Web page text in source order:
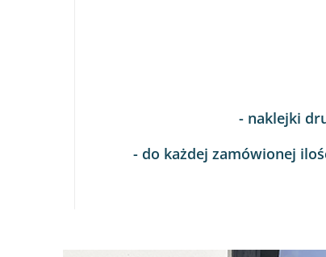
- naklejki
- do każdej zamówionej